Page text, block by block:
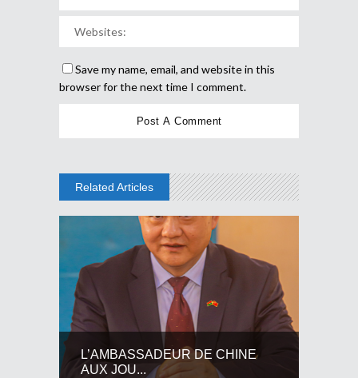
Save my name, email, and website in this
browser for the next time I comment.
Related Articles
L’AMBASSADEUR DE CHINE
AUX JOU...